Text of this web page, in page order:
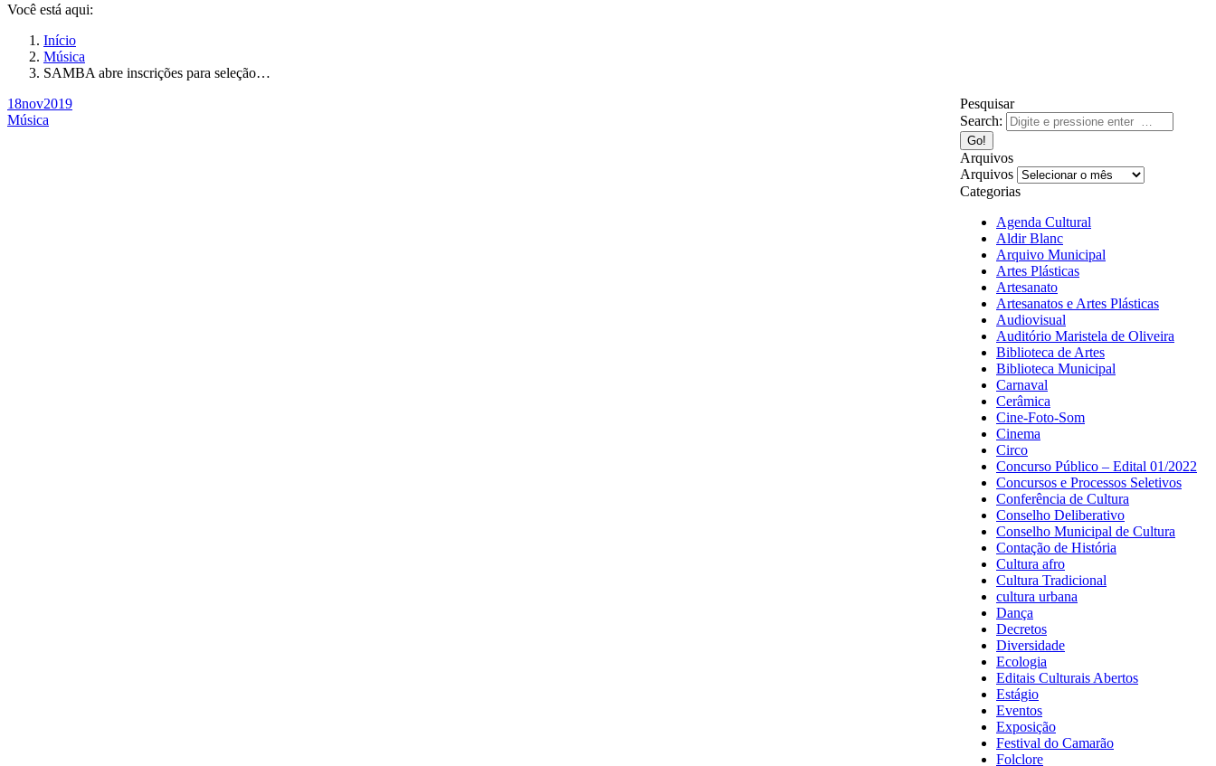
Você está aqui:
Início
Música
SAMBA abre inscrições para seleção…
18nov2019
Música
Pesquisar
Search:
Arquivos
Arquivos
Categorias
Agenda Cultural
Aldir Blanc
Arquivo Municipal
Artes Plásticas
Artesanato
Artesanatos e Artes Plásticas
Audiovisual
Auditório Maristela de Oliveira
Biblioteca de Artes
Biblioteca Municipal
Carnaval
Cerâmica
Cine-Foto-Som
Cinema
Circo
Concurso Público – Edital 01/2022
Concursos e Processos Seletivos
Conferência de Cultura
Conselho Deliberativo
Conselho Municipal de Cultura
Contação de História
Cultura afro
Cultura Tradicional
cultura urbana
Dança
Decretos
Diversidade
Ecologia
Editais Culturais Abertos
Estágio
Eventos
Exposição
Festival do Camarão
Folclore